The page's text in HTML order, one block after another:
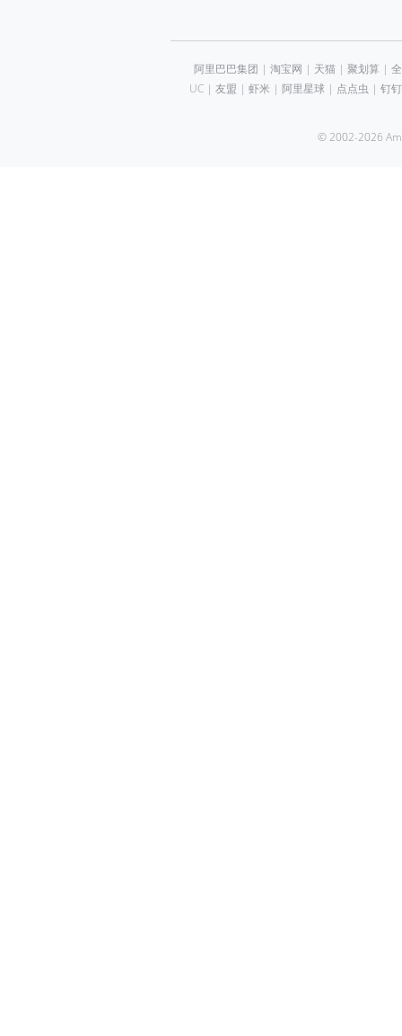
阿里巴巴集团 | 淘宝网 | 天猫| 聚划算 |
UC| 友盟 | 虾米 | 阿里星球| 点点虫 | 钉钉
© 2002-2026